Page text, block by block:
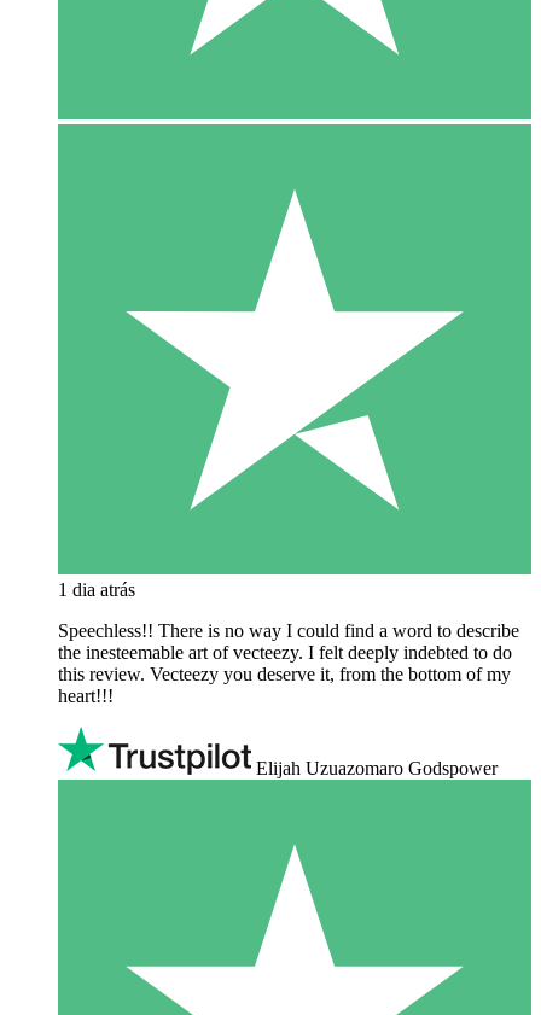
1 dia atrás
Speechless!! There is no way I could find a word to describe
the inesteemable art of vecteezy. I felt deeply indebted to do
this review. Vecteezy you deserve it, from the bottom of my
heart!!!
Elijah Uzuazomaro Godspower